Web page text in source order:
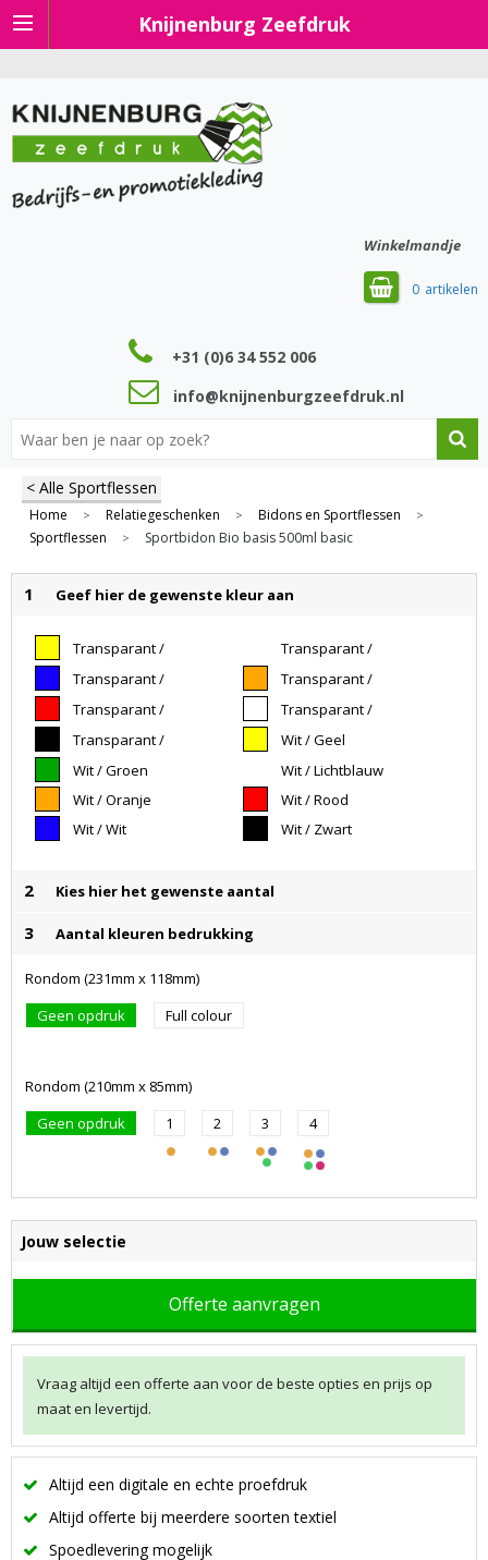
Knijnenburg Zeefdruk
Winkelmandje
0
+31 (0)6 34 552 006
info@knijnenburgzeefdruk.nl
< Alle Sportflessen
Home > Relatiegeschenken > Bidons en Sportflessen >
Sportflessen > Sportbidon Bio basis 500ml basic
1 Geef hier de gewenste kleur aan
Transparant /
Geel
Transparant /
Groen
Transparant /
Lichtblauw
Transparant /
Oranje
Transparant /
Rood
Transparant /
Wit
Transparant /
Zwart
Wit / Geel
Wit / Groen
Wit / Lichtblauw
Wit / Oranje
Wit / Rood
Wit / Wit
Wit / Zwart
2 Kies hier het gewenste aantal
3 Aantal kleuren bedrukking
Rondom (231mm x 118mm)
Geen opdruk
Full colour
Rondom (210mm x 85mm)
Geen opdruk
1 2 3 4
Jouw selectie
Offerte aanvragen
Vraag altijd een offerte aan voor de beste opties en prijs op
maat en levertijd.
Altijd een digitale en echte proefdruk
Altijd offerte bij meerdere soorten textiel
Spoedlevering mogelijk